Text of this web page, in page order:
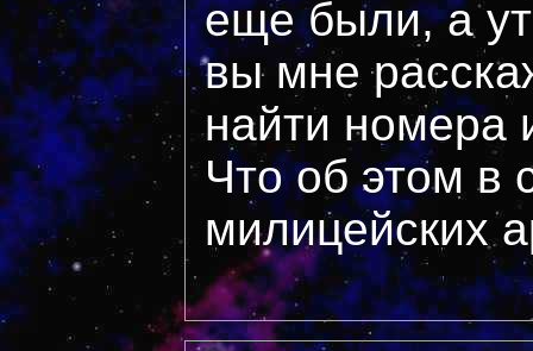
еще были, а
вы мне
найти номера
Что об этом в
милицейских